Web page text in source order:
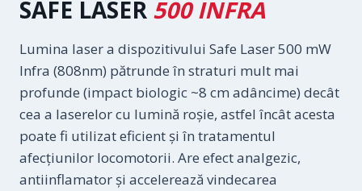
SAFE LASER 500 INFRA
Lumina laser a dispozitivului Safe Laser 500 mW
Infra (808nm) pătrunde în straturi mult mai
profunde (impact biologic ~8 cm adâncime) decât
cea a laserelor cu lumină roșie, astfel încât acesta
poate fi utilizat eficient și în tratamentul
afecţiunilor locomotorii. Are efect analgezic,
antiinflamator și accelerează vindecarea